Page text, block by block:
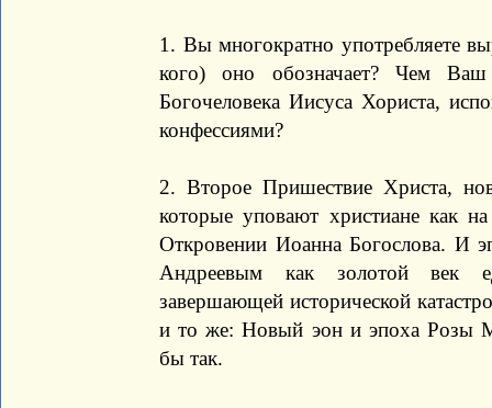
1. Вы многократно употребляете
кого) оно обозначает? Чем Ваш
Богочеловека Иисуса Хориста,
конфессиями?
2. Второе Пришествие Христа,
которые уповают христиане как
Откровении Иоанна Богослова. И
Андреевым как золотой век
завершающей исторической
и то же: Новый эон и эпоха Розы
бы так.